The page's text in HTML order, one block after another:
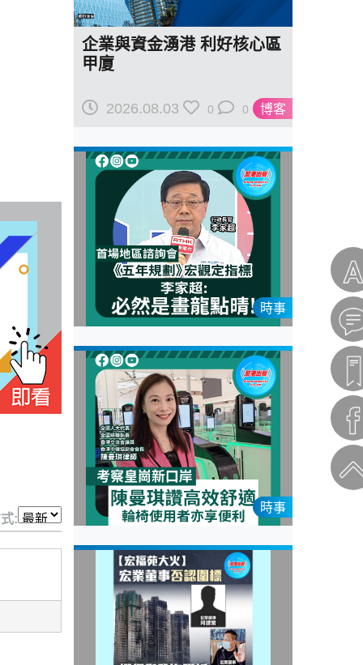
:
博客
企業與資金湧港 利好核心區
甲廈
2026.08.03 0 0
時事
時事